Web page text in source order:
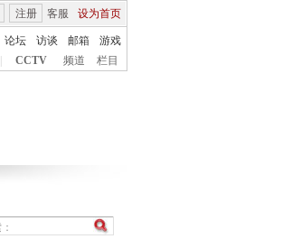
客服 设为首页
注册
论坛 访谈 邮箱
游戏
CCTV 频道 栏目